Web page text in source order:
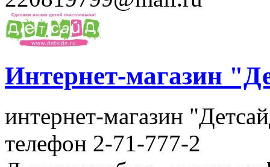
Интернет-магазин
интернет-магазин
телефон 2-71-777-2